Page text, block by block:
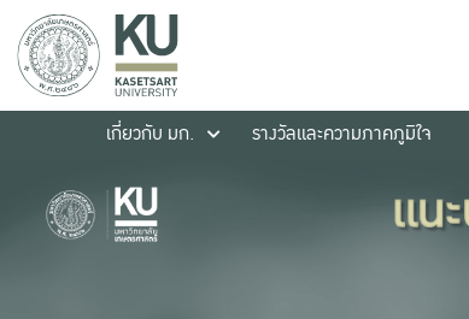
เกี่ยวกับ มก.
รางวัลและความภาคภูมิใจ